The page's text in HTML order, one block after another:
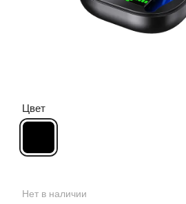
Цвет
Нет в наличии